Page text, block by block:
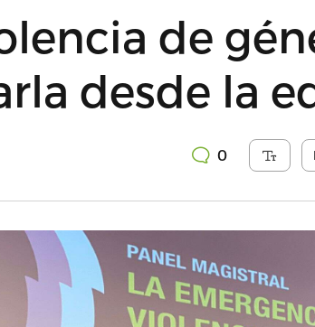
de
desde la
0